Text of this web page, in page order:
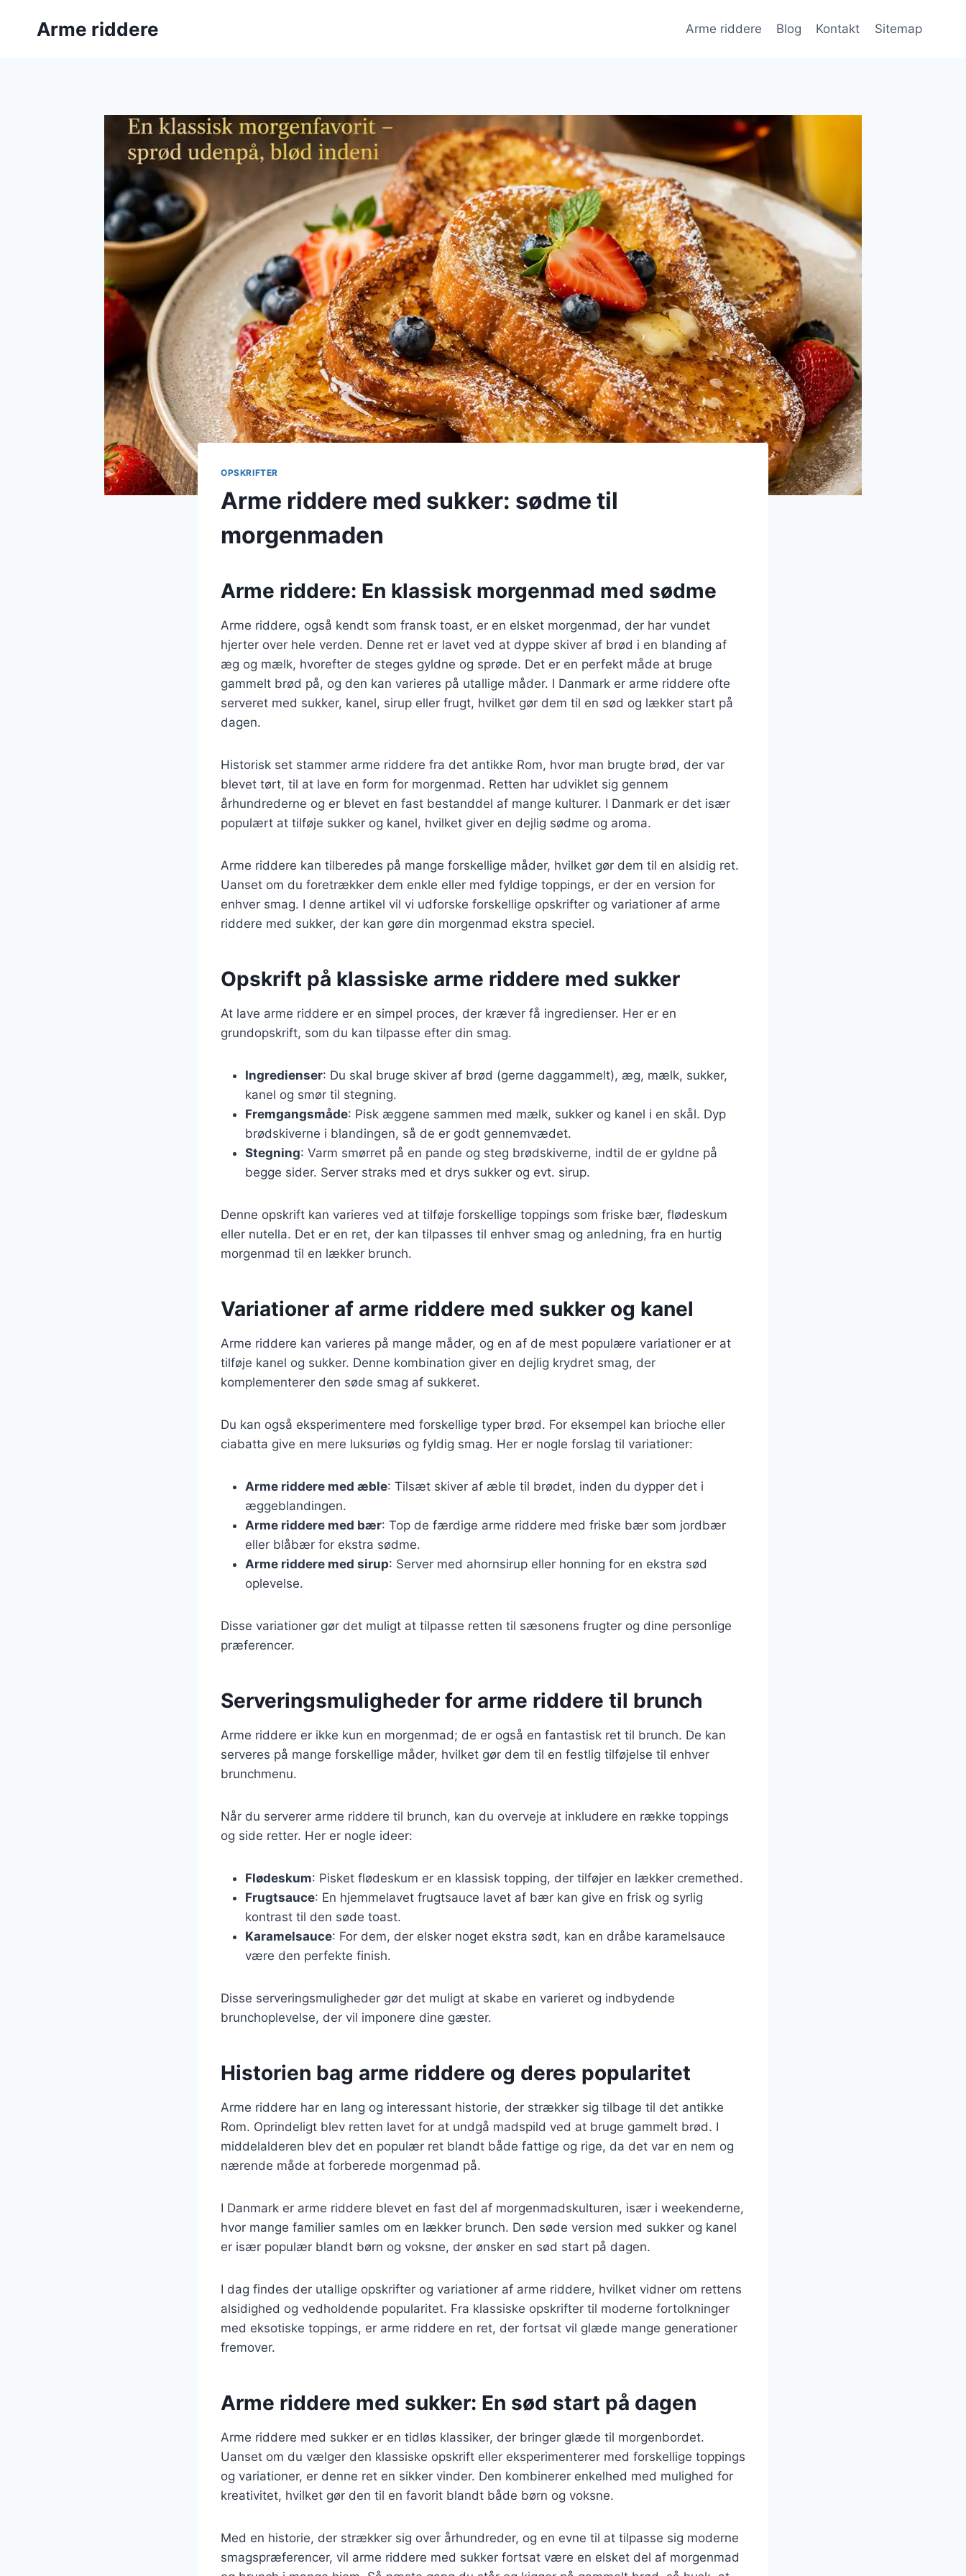
Arme riddere Arme riddere Blog Kontakt Sitemap
OPSKRIFTER
Arme riddere med sukker: sødme til
morgenmaden
Arme riddere: En klassisk morgenmad med sødme
Arme riddere, også kendt som fransk toast, er en elsket morgenmad, der har vundet
hjerter over hele verden. Denne ret er lavet ved at dyppe skiver af brød i en blanding af
æg og mælk, hvorefter de steges gyldne og sprøde. Det er en perfekt måde at bruge
gammelt brød på, og den kan varieres på utallige måder. I Danmark er arme riddere ofte
serveret med sukker, kanel, sirup eller frugt, hvilket gør dem til en sød og lækker start på
dagen.
Historisk set stammer arme riddere fra det antikke Rom, hvor man brugte brød, der var
blevet tørt, til at lave en form for morgenmad. Retten har udviklet sig gennem
århundrederne og er blevet en fast bestanddel af mange kulturer. I Danmark er det især
populært at tilføje sukker og kanel, hvilket giver en dejlig sødme og aroma.
Arme riddere kan tilberedes på mange forskellige måder, hvilket gør dem til en alsidig ret.
Uanset om du foretrækker dem enkle eller med fyldige toppings, er der en version for
enhver smag. I denne artikel vil vi udforske forskellige opskrifter og variationer af arme
riddere med sukker, der kan gøre din morgenmad ekstra speciel.
Opskrift på klassiske arme riddere med sukker
At lave arme riddere er en simpel proces, der kræver få ingredienser. Her er en
grundopskrift, som du kan tilpasse efter din smag.
Ingredienser: Du skal bruge skiver af brød (gerne daggammelt), æg, mælk, sukker,
kanel og smør til stegning.
Fremgangsmåde: Pisk æggene sammen med mælk, sukker og kanel i en skål. Dyp
brødskiverne i blandingen, så de er godt gennemvædet.
Stegning: Varm smørret på en pande og steg brødskiverne, indtil de er gyldne på
begge sider. Server straks med et drys sukker og evt. sirup.
Denne opskrift kan varieres ved at tilføje forskellige toppings som friske bær, flødeskum
eller nutella. Det er en ret, der kan tilpasses til enhver smag og anledning, fra en hurtig
morgenmad til en lækker brunch.
Variationer af arme riddere med sukker og kanel
Arme riddere kan varieres på mange måder, og en af de mest populære variationer er at
tilføje kanel og sukker. Denne kombination giver en dejlig krydret smag, der
komplementerer den søde smag af sukkeret.
Du kan også eksperimentere med forskellige typer brød. For eksempel kan brioche eller
ciabatta give en mere luksuriøs og fyldig smag. Her er nogle forslag til variationer:
Arme riddere med æble: Tilsæt skiver af æble til brødet, inden du dypper det i
æggeblandingen.
Arme riddere med bær: Top de færdige arme riddere med friske bær som jordbær
eller blåbær for ekstra sødme.
Arme riddere med sirup: Server med ahornsirup eller honning for en ekstra sød
oplevelse.
Disse variationer gør det muligt at tilpasse retten til sæsonens frugter og dine personlige
præferencer.
Serveringsmuligheder for arme riddere til brunch
Arme riddere er ikke kun en morgenmad; de er også en fantastisk ret til brunch. De kan
serveres på mange forskellige måder, hvilket gør dem til en festlig tilføjelse til enhver
brunchmenu.
Når du serverer arme riddere til brunch, kan du overveje at inkludere en række toppings
og side retter. Her er nogle ideer:
Flødeskum: Pisket flødeskum er en klassisk topping, der tilføjer en lækker cremethed.
Frugtsauce: En hjemmelavet frugtsauce lavet af bær kan give en frisk og syrlig
kontrast til den søde toast.
Karamelsauce: For dem, der elsker noget ekstra sødt, kan en dråbe karamelsauce
være den perfekte finish.
Disse serveringsmuligheder gør det muligt at skabe en varieret og indbydende
brunchoplevelse, der vil imponere dine gæster.
Historien bag arme riddere og deres popularitet
Arme riddere har en lang og interessant historie, der strækker sig tilbage til det antikke
Rom. Oprindeligt blev retten lavet for at undgå madspild ved at bruge gammelt brød. I
middelalderen blev det en populær ret blandt både fattige og rige, da det var en nem og
nærende måde at forberede morgenmad på.
I Danmark er arme riddere blevet en fast del af morgenmadskulturen, især i weekenderne,
hvor mange familier samles om en lækker brunch. Den søde version med sukker og kanel
er især populær blandt børn og voksne, der ønsker en sød start på dagen.
I dag findes der utallige opskrifter og variationer af arme riddere, hvilket vidner om rettens
alsidighed og vedholdende popularitet. Fra klassiske opskrifter til moderne fortolkninger
med eksotiske toppings, er arme riddere en ret, der fortsat vil glæde mange generationer
fremover.
Arme riddere med sukker: En sød start på dagen
Arme riddere med sukker er en tidløs klassiker, der bringer glæde til morgenbordet.
Uanset om du vælger den klassiske opskrift eller eksperimenterer med forskellige toppings
og variationer, er denne ret en sikker vinder. Den kombinerer enkelhed med mulighed for
kreativitet, hvilket gør den til en favorit blandt både børn og voksne.
Med en historie, der strækker sig over århundreder, og en evne til at tilpasse sig moderne
smagspræferencer, vil arme riddere med sukker fortsat være en elsket del af morgenmad